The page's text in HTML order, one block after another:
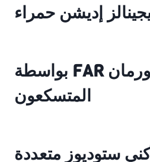
إديشن حمراء
بواسطة FAR أسود نورمان
المتسكعون
ستوديوز متعددة